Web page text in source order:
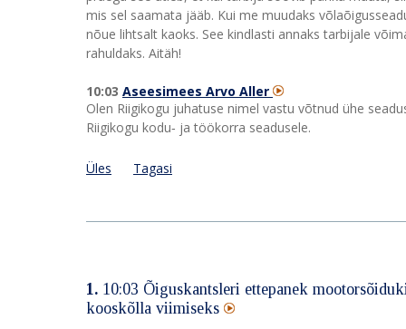
mis sel saamata jääb. Kui me muudaks
nõue lihtsalt kaoks. See kindlasti annaks tarbijale
rahuldaks. Aitäh!
10:03 Aseesimees Arvo Aller
Olen Riigikogu juhatuse nimel vastu võtnud ühe
Riigikogu kodu‑ ja töökorra seadusele.
Üles Tagasi
1. 10:03 Õiguskantsleri ettepanek
kooskõlla viimiseks